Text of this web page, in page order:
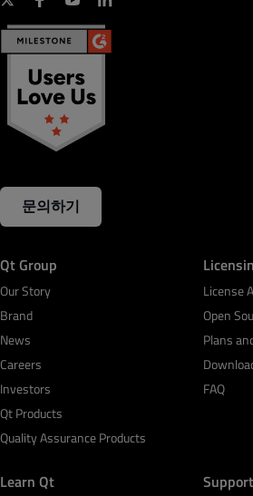
문의하기
Qt Group
Our Story
Brand
News
Careers
Investors
Qt Products
Quality Assurance Products
License
Open
Plans
FAQ
Learn Qt